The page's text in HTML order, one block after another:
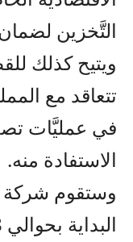
التَّخزين
ويتيح كذلك
تتعاقد مع
في عمليَّات
الاستفادة منه.
وستقوم شركة